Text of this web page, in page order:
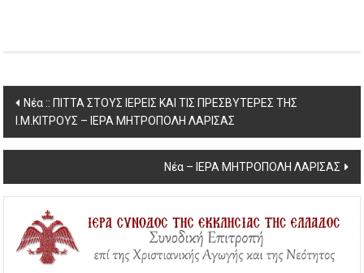
Post
navigation
Νέα :: ΠΙΤΤΑ ΣΤΟΥΣ ΙΕΡΕΙΣ ΚΑΙ ΤΙΣ ΠΡΕΣΒΥΤΕΡΕΣ ΤΗΣ
Ι.Μ.ΚΙΤΡΟΥΣ – ΙΕΡΑ ΜΗΤΡΟΠΟΛΗ ΛΑΡΙΣΑΣ
Νέα – ΙΕΡΑ ΜΗΤΡΟΠΟΛΗ ΛΑΡΙΣΑΣ